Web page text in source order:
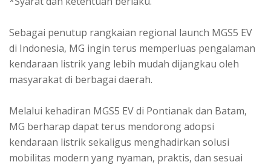
Sebagai penutup rangkaian regional launch MGS5 EV
di Indonesia, MG ingin terus memperluas pengalaman
kendaraan listrik yang lebih mudah dijangkau oleh
masyarakat di berbagai daerah.
Melalui kehadiran MGS5 EV di Pontianak dan Batam,
MG berharap dapat terus mendorong adopsi
kendaraan listrik sekaligus menghadirkan solusi
mobilitas modern yang nyaman, praktis, dan sesuai